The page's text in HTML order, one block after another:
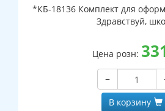
*КБ-18136 Комплект для
Здравствуй,
Цена розн:
−
В корзину